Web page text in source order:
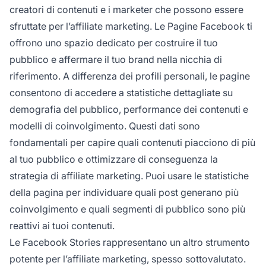
creatori di contenuti e i marketer che possono essere
sfruttate per l’affiliate marketing. Le Pagine Facebook ti
offrono uno spazio dedicato per costruire il tuo
pubblico e affermare il tuo brand nella nicchia di
riferimento. A differenza dei profili personali, le pagine
consentono di accedere a statistiche dettagliate su
demografia del pubblico, performance dei contenuti e
modelli di coinvolgimento. Questi dati sono
fondamentali per capire quali contenuti piacciono di più
al tuo pubblico e ottimizzare di conseguenza la
strategia di affiliate marketing. Puoi usare le statistiche
della pagina per individuare quali post generano più
coinvolgimento e quali segmenti di pubblico sono più
reattivi ai tuoi contenuti.
Le Facebook Stories rappresentano un altro strumento
potente per l’affiliate marketing, spesso sottovalutato.